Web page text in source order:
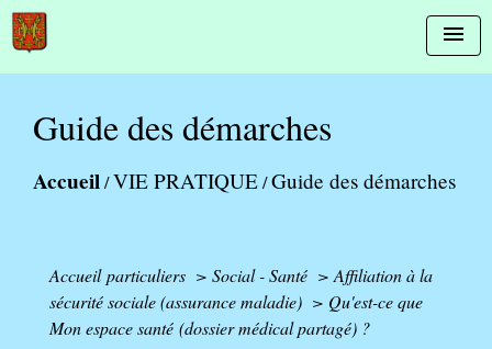
menu
Guide des démarches
Accueil/VIE PRATIQUE/Guide des démarches
Accueil particuliers > Social - Santé > Affiliation à la
sécurité sociale (assurance maladie) > Qu'est-ce que
Mon espace santé (dossier médical partagé) ?